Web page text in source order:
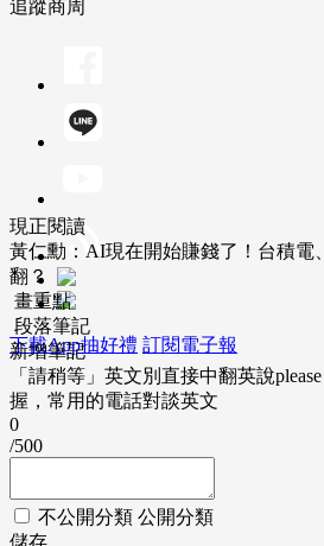
追蹤商周
下載App抽好禮 訂閱電子報
現正閱讀
黃仁勳：AI現在開始賺錢了！台積電
翻？
畫重點
段落筆記
新增筆記
「請稍等」英文別直接中翻英說
握，常用的電話對談英文
0
/500
不公開分類 公開分類
儲存